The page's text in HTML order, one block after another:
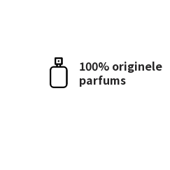
100% originele
parfums